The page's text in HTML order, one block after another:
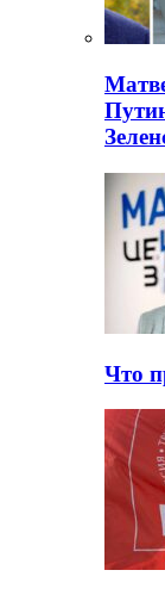
Что